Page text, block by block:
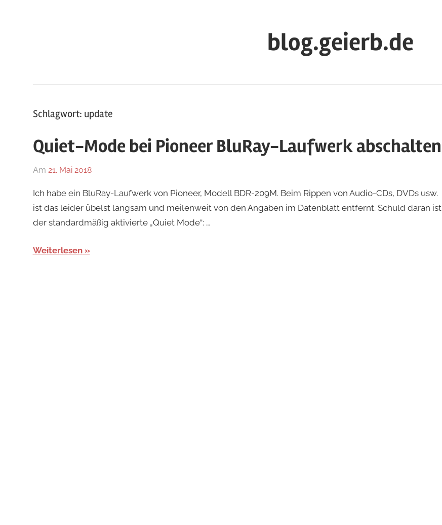
blog.geierb.de
Schlagwort: update
Quiet-Mode bei Pioneer BluRay-Laufwerk abschalten
Am 21. Mai 2018Von
In
Ich habe ein BluRay-Laufwerk von Pioneer, Modell BDR-209M. Beim Rippen von Audio-CDs, DVDs usw.
ist das leider übelst langsam und meilenweit von den Angaben im Datenblatt entfernt. Schuld daran ist
der standardmäßig aktivierte „Quiet Mode“: …
Weiterlesen